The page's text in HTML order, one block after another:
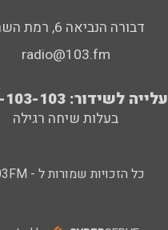
דבורה הנביאה 6, רמת השרון
radio@103.fm
עלייה לשידור: 0552-103-103
בעלות שיחה רגילה
כל הזכויות שמורות ל - 103FM